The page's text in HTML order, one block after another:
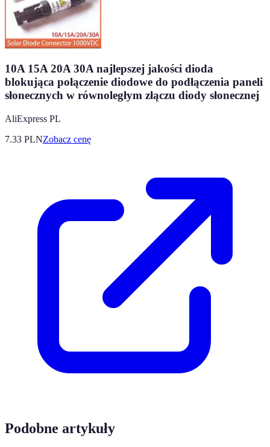
10A 15A 20A 30A najlepszej jakości dioda
blokująca połączenie diodowe do podłączenia paneli
słonecznych w równoległym złączu diody słonecznej
AliExpress PL
7.33 PLNZobacz cenę
Podobne artykuły